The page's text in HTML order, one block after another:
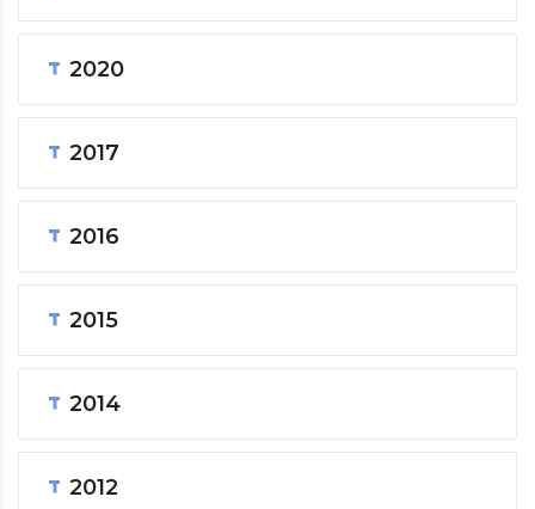
2020
2017
2016
2015
2014
2012